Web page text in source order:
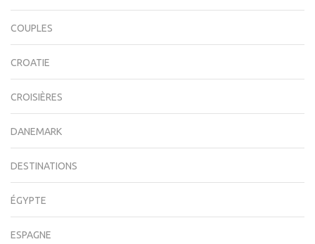
COUPLES
CROATIE
CROISIÈRES
DANEMARK
DESTINATIONS
ÉGYPTE
ESPAGNE